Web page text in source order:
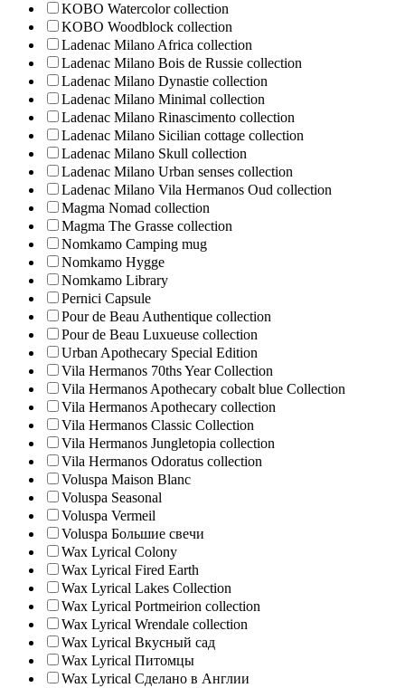
KOBO Watercolor collection
KOBO Woodblock collection
Ladenac Milano Africa collection
Ladenac Milano Bois de Russie collection
Ladenac Milano Dynastie collection
Ladenac Milano Minimal collection
Ladenac Milano Rinascimento collection
Ladenac Milano Sicilian cottage collection
Ladenac Milano Skull collection
Ladenac Milano Urban senses collection
Ladenac Milano Vila Hermanos Oud collection
Magma Nomad collection
Magma The Grasse collection
Nomkamo Camping mug
Nomkamo Hygge
Nomkamo Library
Pernici Capsule
Pour de Beau Authentique collection
Pour de Beau Luxueuse collection
Urban Apothecary Special Edition
Vila Hermanos 70ths Year Collection
Vila Hermanos Apothecary cobalt blue Collection
Vila Hermanos Apothecary collection
Vila Hermanos Classic Collection
Vila Hermanos Jungletopia collection
Vila Hermanos Odoratus collection
Voluspa Maison Blanc
Voluspa Seasonal
Voluspa Vermeil
Voluspa Большие свечи
Wax Lyrical Colony
Wax Lyrical Fired Earth
Wax Lyrical Lakes Collection
Wax Lyrical Portmeirion collection
Wax Lyrical Wrendale collection
Wax Lyrical Вкусный сад
Wax Lyrical Питомцы
Wax Lyrical Сделано в Англии